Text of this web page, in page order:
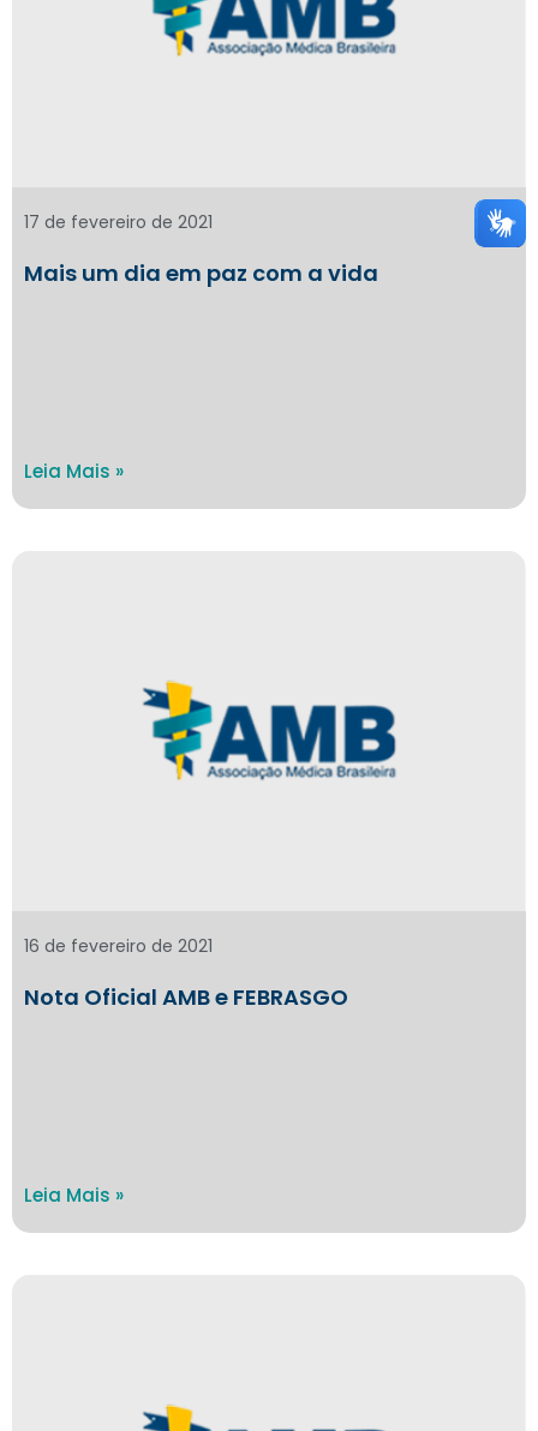
Mais um dia em paz com a vida
17 de fevereiro de 2021
Leia Mais »
Nota Oficial AMB e FEBRASGO
16 de fevereiro de 2021
Leia Mais »